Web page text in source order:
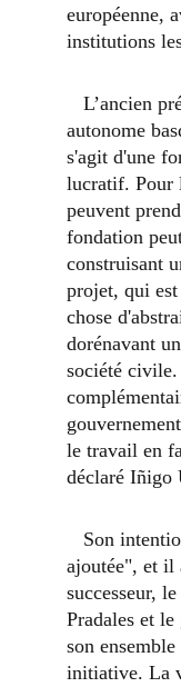
européenne,
institutions
autonome
s'agit d'une
lucratif. Pour
peuvent
fondation
construisant
projet, qui
chose
dorénavant
société civile.
le travail en
déclaré Iñigo
ajoutée", et il
successeur,
Pradales et le
son
initiative. La